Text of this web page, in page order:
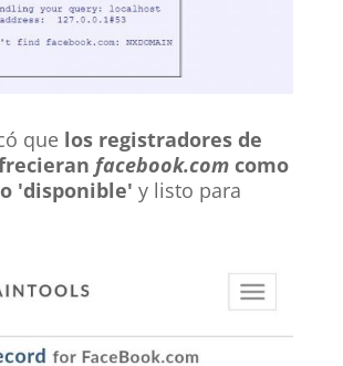
que los registradores de
facebook.com como
'disponible' y listo para